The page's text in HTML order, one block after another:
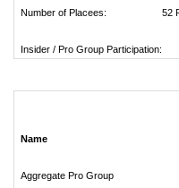
Number of Placees:
52
Insider / Pro Group Participation:
Aggregate Pro Group